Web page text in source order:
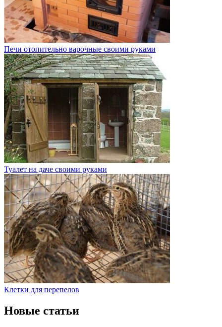
Печи отопительно варочные своими руками
Туалет на даче своими руками
Клетки для перепелов
Новые статьи